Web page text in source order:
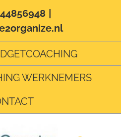
WERKNEMERS